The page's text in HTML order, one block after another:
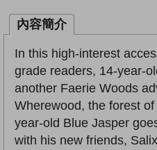
內容簡介
In this high-interest
grade readers, 14-year-
another Faerie Woods
Wherewood, the forest
year-old Blue Jasper
with his new friends,